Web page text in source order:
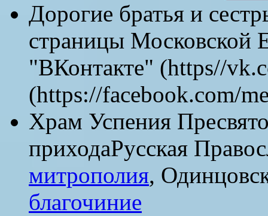
Дорогие братья и
страницы Московской
"ВКонтакте" (https//
(https://facebook.com/
Храм Успения
приходаРусская
митрополия,
благочиние